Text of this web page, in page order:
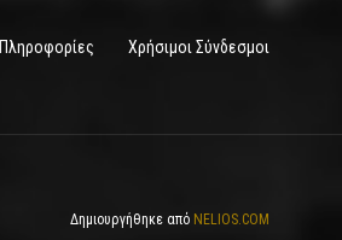
Πληροφορίες Χρήσιμοι Σύνδεσμοι
Δημιουργήθηκε από NELIOS.COM